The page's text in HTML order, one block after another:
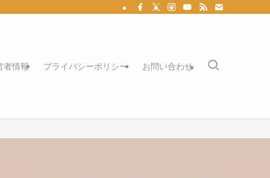
者情報 プライバシーポリシー お問い合わせ